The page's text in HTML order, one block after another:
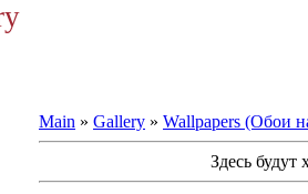
Main » Gallery » Wallpapers (Обои
Здесь